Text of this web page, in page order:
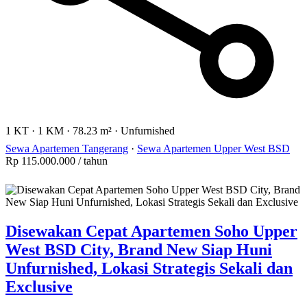
1 KT · 1 KM · 78.23 m² · Unfurnished
Sewa Apartemen Tangerang · Sewa Apartemen Upper West BSD
Rp 115.000.000 / tahun
Disewakan Cepat Apartemen Soho Upper
West BSD City, Brand New Siap Huni
Unfurnished, Lokasi Strategis Sekali dan
Exclusive